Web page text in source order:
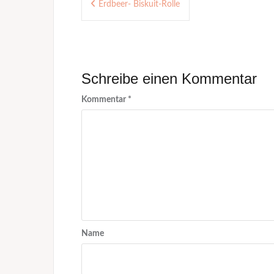
Erdbeer- Biskuit-Rolle
Schreibe einen Kommentar
Kommentar *
Name